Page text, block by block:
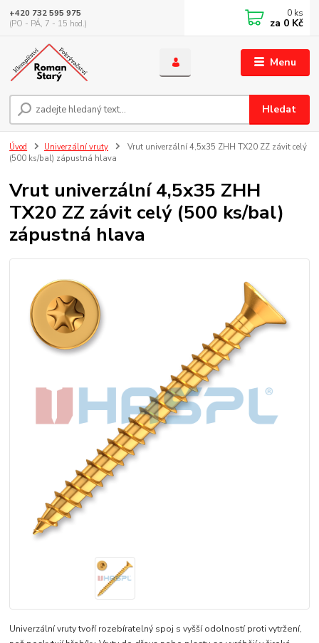
Menu
Hledat
+420 732 595 975
(PO - PÁ, 7 - 15 hod.)
0 ks
za 0 Kč
Úvod Univerzální vruty
Vrut univerzální 4,5x35 ZHH TX20 ZZ závit celý
(500 ks/bal) zápustná hlava
Vrut univerzální 4,5x35 ZHH
TX20 ZZ závit celý (500 ks/bal)
zápustná hlava
Univerzální vruty tvoří rozebíratelný spoj s vyšší odolností proti vytržení,